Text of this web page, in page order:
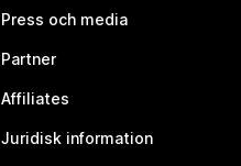
Press och media
Partner
Affiliates
Juridisk information